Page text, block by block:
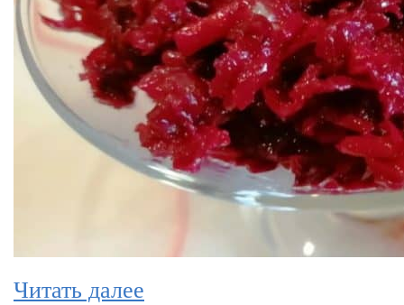
Читать далее